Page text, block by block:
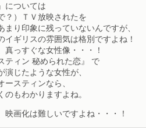
については
？）ＴＶ放映されたを
まり印象に残っていないんですが、
イギリスの雰囲気は格別ですよね！
真っすぐな女性像・・・！
ティン 秘められた恋』 で
演じたような女性が、
スティンなら、
のもわかりますよね。
映画化は難しいですよね・・・！